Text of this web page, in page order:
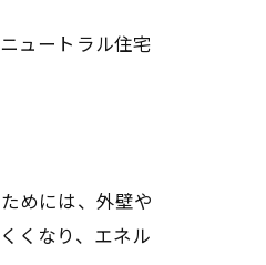
ュートラル住宅
めには、外壁や
くなり、エネル